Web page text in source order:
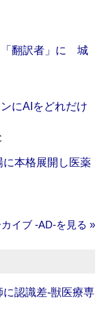
「翻訳者」に 城
にAIをどれだけ
本格展開し医薬
イブ ‐AD‐を見る »
認識差‐獣医療専